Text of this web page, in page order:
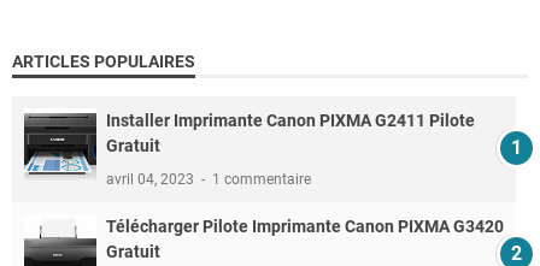
ARTICLES POPULAIRES
Installer Imprimante Canon PIXMA G2411 Pilote
Gratuit
avril 04, 2023 1 commentaire
Télécharger Pilote Imprimante Canon PIXMA G3420
Gratuit